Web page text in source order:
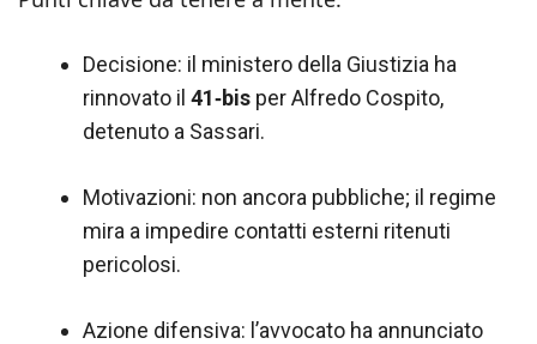
Decisione: il ministero della Giustizia ha
rinnovato il 41‑bis per Alfredo Cospito,
detenuto a Sassari.
Motivazioni: non ancora pubbliche; il regime
mira a impedire contatti esterni ritenuti
pericolosi.
Azione difensiva: l’avvocato ha annunciato